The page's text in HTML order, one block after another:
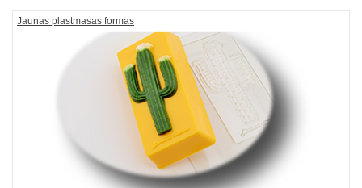
Jaunas plastmasas formas